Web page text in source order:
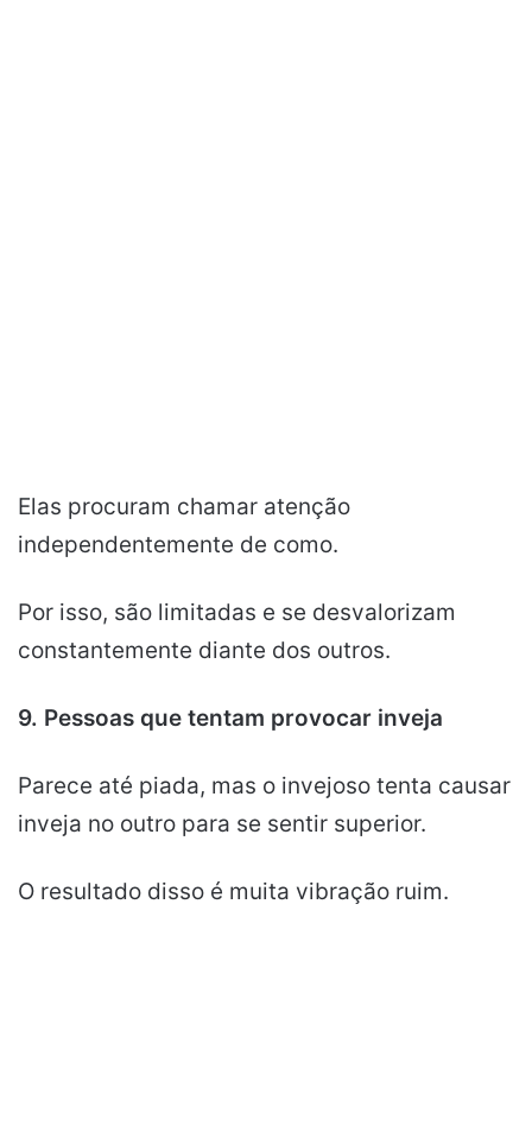
Elas procuram chamar atenção
independentemente de como.
Por isso, são limitadas e se desvalorizam
constantemente diante dos outros.
9. Pessoas que tentam provocar inveja
Parece até piada, mas o invejoso tenta causar
inveja no outro para se sentir superior.
O resultado disso é muita vibração ruim.